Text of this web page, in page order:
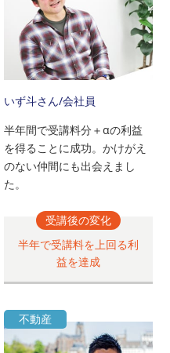
いず斗さん/会社員
半年間で受講料分＋αの利益
を得ることに成功。かけがえ
のない仲間にも出会えまし
た。
受講後の変化
半年で受講料を上回る利
益を達成
不動産